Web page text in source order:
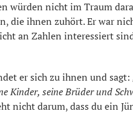
würden nicht im Traum
die ihnen zuhört. Er war
an Zahlen interessiert
er sich zu ihnen und sagt:
Kinder, seine Brüder und
nicht darum, dass du ein